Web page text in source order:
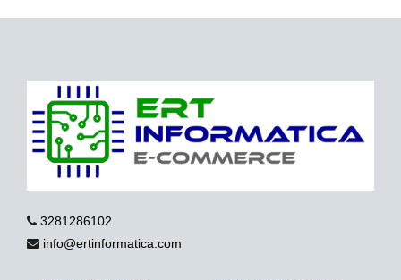
3281286102
info@ertinformatica.com